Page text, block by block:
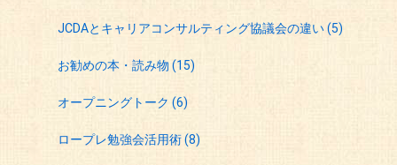
JCDAとキャリアコンサルティング協議会の違い(5)
お勧めの本・読み物 (15)
オープニングトーク (6)
ロープレ勉強会活用術(8)